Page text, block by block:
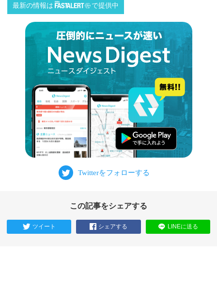
最新の情報は で提供中
この記事をシェアする
ツイート シェアする LINEに送る